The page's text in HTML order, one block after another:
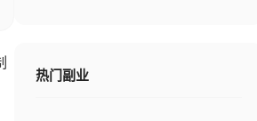
热门副业